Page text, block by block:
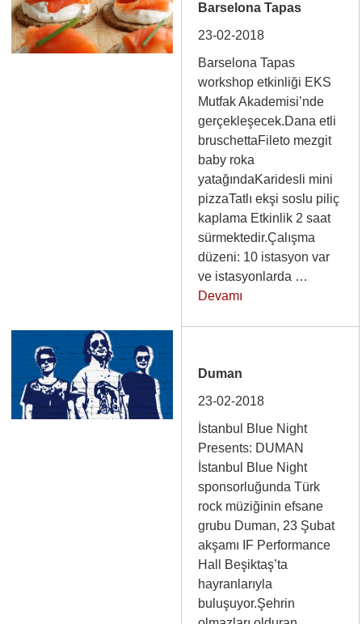
Barselona Tapas
23-02-2018
Barselona Tapas
workshop etkinliği EKS
Mutfak Akademisi’nde
gerçekleşecek.Dana etli
bruschettaFileto mezgit
baby roka
yatağındaKaridesli mini
pizzaTatlı ekşi soslu piliç
kaplama Etkinlik 2 saat
sürmektedir.Çalışma
düzeni: 10 istasyon var
ve istasyonlarda …
Devamı
Duman
23-02-2018
İstanbul Blue Night
Presents: DUMAN
İstanbul Blue Night
sponsorluğunda Türk
rock müziğinin efsane
grubu Duman, 23 Şubat
akşamı IF Performance
Hall Beşiktaş’ta
hayranlarıyla
buluşuyor.Şehrin